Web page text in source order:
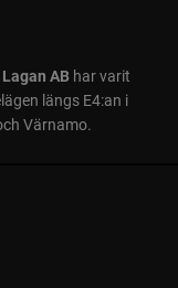
ABhar varit
längs E4:an i
Värnamo.